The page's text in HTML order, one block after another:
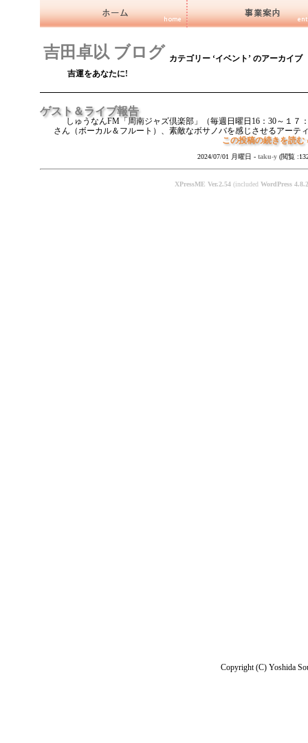
吉田卓以 ブログ カテゴリー ‘イベント’ のアーカイブ
吉運をあなたに!
ゲスト＆ライブ報告
しゅうなんFM「周南ジャズ倶楽部」（毎週日曜日16：30～１７
さん（ボーカル＆フルート）、素敵なボサノバを感じさせるアーテ
この投稿の続きを読む
2024/07/01 月曜日 - taku-y(閲覧
XPressME Ver.2.54 (included WordPress
Copyright (C) Yoshida